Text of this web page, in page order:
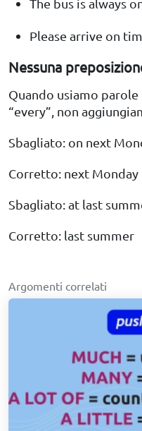
The bus is always
Please arrive on
Nessuna
Quando usiamo parole
“every”, non
Sbagliato: on next
Corretto: next Monday
Sbagliato: at last
Corretto: last summer
Argomenti correlati